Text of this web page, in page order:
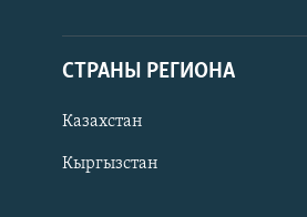
СТРАНЫ РЕГИОНА
Казахстан
Кыргызстан